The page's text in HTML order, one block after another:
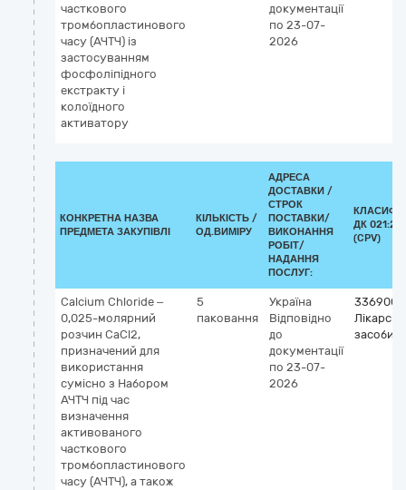
часткового
тромбопластинового
часу (АЧТЧ) із
застосуванням
фосфоліпідного
екстракту і
колоїдного
активатору
документації
по 23-07-
2026
КОНКРЕТНА НАЗВА
ПРЕДМЕТА ЗАКУПІВЛІ
КІЛЬКІСТЬ /
ОД.ВИМІРУ
АДРЕСА
ДОСТАВКИ /
СТРОК
ПОСТАВКИ/
ВИКОНАННЯ
РОБІТ/
НАДАННЯ
ПОСЛУГ:
ДК
(CPV)
Calcium Chloride –
0,025-молярний
розчин CaCl2,
призначений для
використання
сумісно з Набором
АЧТЧ під час
визначення
активованого
часткового
тромбопластинового
часу (АЧТЧ), а також
5
паковання
Україна
Відповідно
до
документації
по 23-07-
2026
Лікарські
засоби